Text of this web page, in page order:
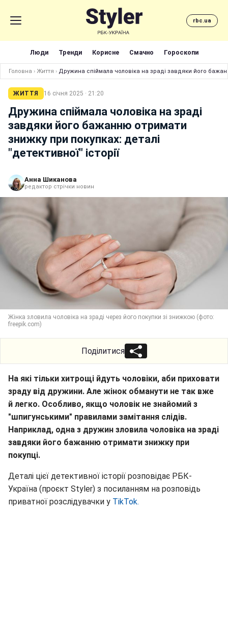
rbc.ua
Люди Тренди Корисне Смачно Гороскопи
Головна › Життя › Дружина спіймала чоловіка на зраді завдяки його
ЖИТТЯ 16 січня 2025 · 21:20
Дружина спіймала чоловіка на зраді
завдяки його бажанню отримати
знижку при покупках: деталі
"детективної" історії
Анна Шиканова
редактор стрічки новин
Жінка зловила чоловіка на зраді через його покупки зі знижкою (фото:
freepik.com)
Поділитися
На які тільки хитрощі йдуть чоловіки, аби приховати
зраду від дружини. Але жінок обманути не так вже
й легко. Особливо, якщо чоловік не знайомий з
"шпигунськими" правилами замітання слідів.
Наприклад, одна з дружин зловила чоловіка на зраді
завдяки його бажанню отримати знижку при
покупці.
Деталі цієї детективної історії розповідає РБК-
Україна (проєкт Styler) з посиланням на розповідь
приватної розслідувачки у TikTok.